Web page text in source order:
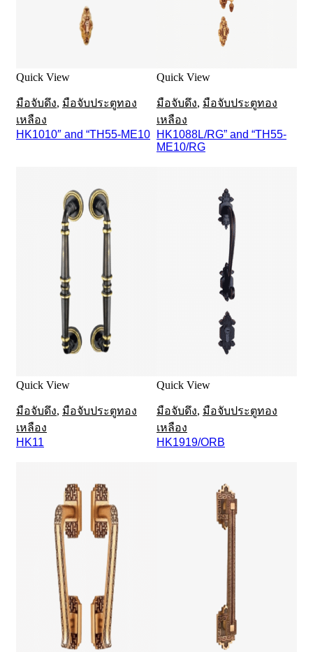
Quick View
มือจับดึง, มือจับประตูทอง
เหลือง
HK1010″ and “TH55-ME10
Quick View
มือจับดึง, มือจับประตูทอง
เหลือง
HK1088L/RG” and “TH55-
ME10/RG
Quick View
มือจับดึง, มือจับประตูทอง
เหลือง
HK11
Quick View
มือจับดึง, มือจับประตูทอง
เหลือง
HK1919/ORB